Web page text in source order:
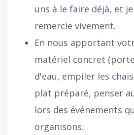
uns à le faire déjà, et
remercie vivement.
En nous apportant
matériel concret
d'eau, empiler les
plat préparé, penser
lors des événements
organisons.